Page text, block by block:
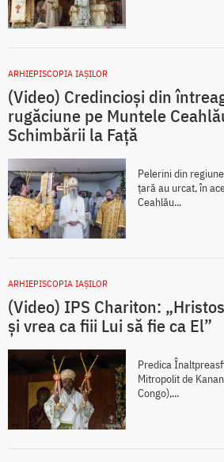
ARHIEPISCOPIA IAŞILOR
(Video) Credincioși din
rugăciune pe Muntele
Schimbării la Față
Pelerini din
țară au urcat, în
Ceahlău...
ARHIEPISCOPIA IAŞILOR
(Video) IPS Chariton:
și vrea ca fiii Lui să fie ca El”
Predica
Mitropolit de
Congo),...